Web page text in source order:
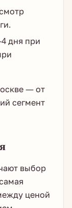
4 дня при
— от
сегмент
выбор
ценой